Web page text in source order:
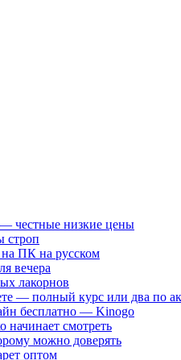
честные низкие цены
строп
ПК на русском
вечера
лакорнов
— полный курс или два по
бесплатно — Kinogo
начинает смотреть
можно доверять
оптом